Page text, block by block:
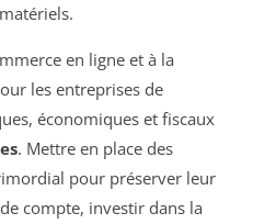
en ligne et à la
les entreprises de
économiques et fiscaux
. Mettre en place des
pour préserver leur
compte, investir dans la